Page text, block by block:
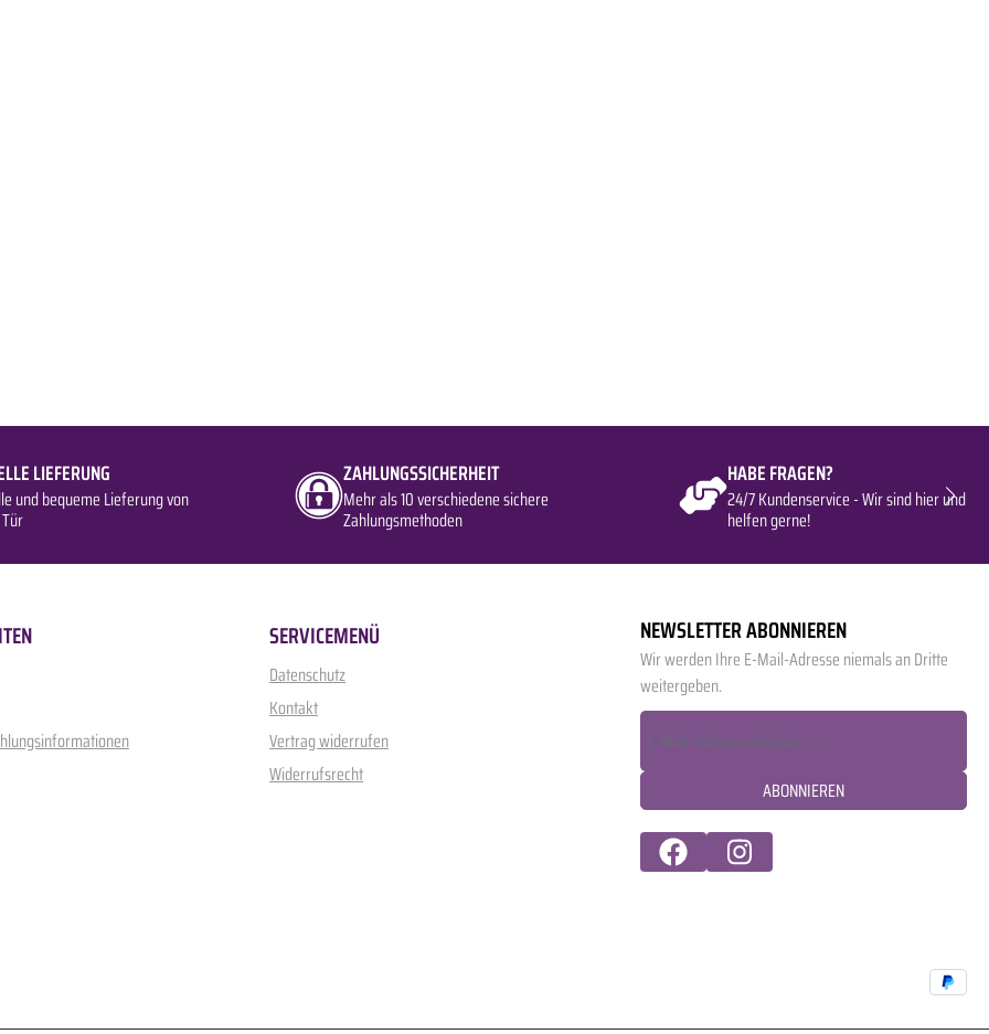
LIEFERUNG
und bequeme Lieferung von
ZAHLUNGSSICHERHEIT
Mehr als 10 verschiedene sichere
Zahlungsmethoden
HABE FRAGEN?
24/7 Kundenservice - Wir sind hier und
helfen gerne!
SERVICEMENÜ
Datenschutz
Kontakt
Vertrag widerrufen
Widerrufsrecht
NEWSLETTER ABONNIEREN
Wir werden Ihre E-Mail-Adresse niemals an Dritte
weitergeben.
ABONNIEREN